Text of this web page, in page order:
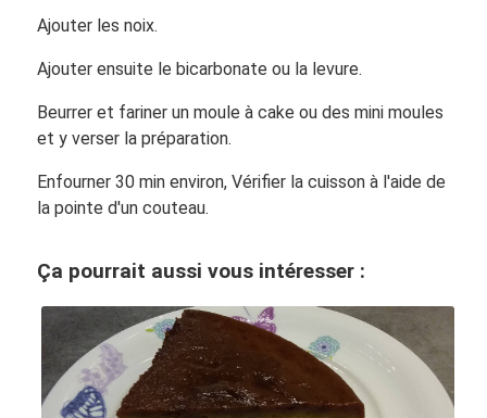
Ajouter les noix.
Ajouter ensuite le bicarbonate ou la levure.
Beurrer et fariner un moule à cake ou des mini moules
et y verser la préparation.
Enfourner 30 min environ, Vérifier la cuisson à l'aide de
la pointe d'un couteau.
Ça pourrait aussi vous intéresser :